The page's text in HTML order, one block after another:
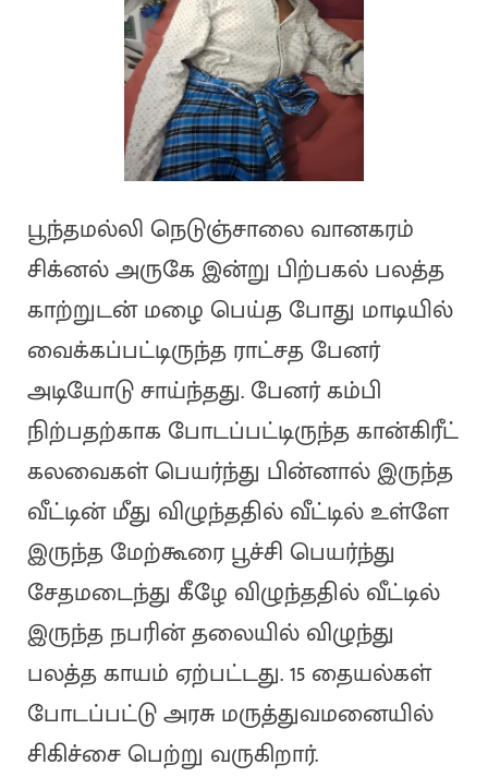
பூந்தமல்லி நெடுஞ்சாலை வானகரம்
சிக்னல் அருகே இன்று பிற்பகல் பலத்த
காற்றுடன் மழை பெய்த போது மாடியில்
வைக்கப்பட்டிருந்த ராட்சத பேனர்
அடியோடு சாய்ந்தது. பேனர் கம்பி
நிற்பதற்காக போடப்பட்டிருந்த கான்கிரீட்
கலவைகள் பெயர்ந்து பின்னால் இருந்த
வீட்டின் மீது விழுந்ததில் வீட்டில் உள்ளே
இருந்த மேற்கூரை பூச்சி பெயர்ந்து
சேதமடைந்து கீழே விழுந்ததில் வீட்டில்
இருந்த நபரின் தலையில் விழுந்து
பலத்த காயம் ஏற்பட்டது. 15 தையல்கள்
போடப்பட்டு அரசு மருத்துவமனையில்
சிகிச்சை பெற்று வருகிறார்.